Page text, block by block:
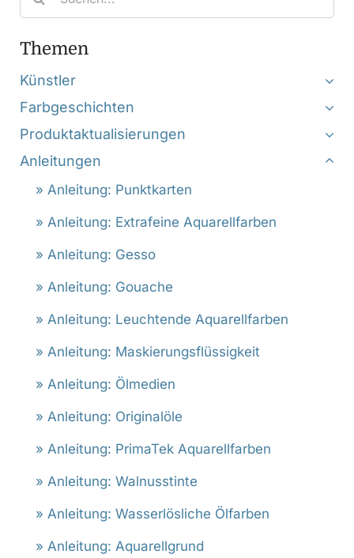
for:
Themen
Künstler
Farbgeschichten
Produktaktualisierungen
Anleitungen
» Anleitung: Punktkarten
» Anleitung: Extrafeine Aquarellfarben
» Anleitung: Gesso
» Anleitung: Gouache
» Anleitung: Leuchtende Aquarellfarben
» Anleitung: Maskierungsflüssigkeit
» Anleitung: Ölmedien
» Anleitung: Originalöle
» Anleitung: PrimaTek Aquarellfarben
» Anleitung: Walnusstinte
» Anleitung: Wasserlösliche Ölfarben
» Anleitung: Aquarellgrund